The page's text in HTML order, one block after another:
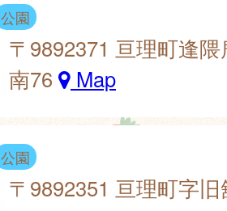
公園
〒9892371 亘理町逢
南76
Map
公園
〒9892351 亘理町字